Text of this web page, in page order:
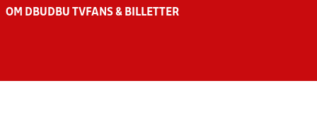
OM DBU DBU TV FANS & BILLETTER